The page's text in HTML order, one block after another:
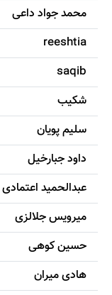
محمد جواد داعی
reeshtia
saqib
شکيب
سليم پویان
داود جبارخیل
عبدالحمید اعتمادی
میرویس جلالزی
حسين کوهی
هادی ميران